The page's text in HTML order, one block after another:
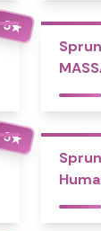
5★
5★
Bonus